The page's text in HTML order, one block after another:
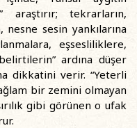
tekrarların,
sesin yankılarına
eşsesliliklere,
ardına düşer
dikkatini verir. “Yeterli
bir zemini olmayan
gibi görünen o ufak